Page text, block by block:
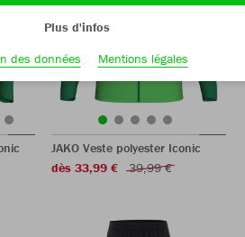
JAKO Veste polyester Iconic
dès 33,99 €
39,99 €
Plus d'infos
des données
Mentions légales